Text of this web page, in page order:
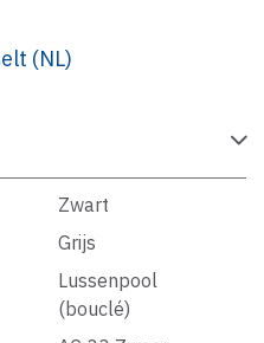
(NL)
Zwart
Grijs
Lussenpool
(bouclé)